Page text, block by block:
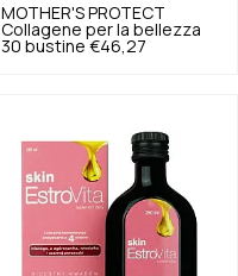
MOTHER'S PROTECT
Collagene per la bellezza
30 bustine €46,27